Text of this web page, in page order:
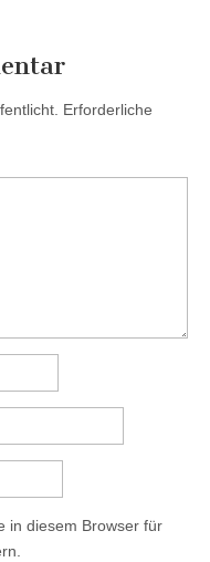
Erforderliche
in diesem Browser für